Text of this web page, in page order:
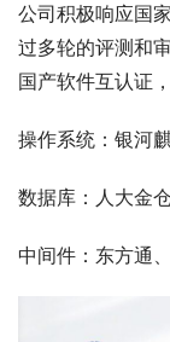
公司积极响应国
过多轮的评测和
国产软件互认证
操作系统：银河
数据库：人大金
中间件：东方通